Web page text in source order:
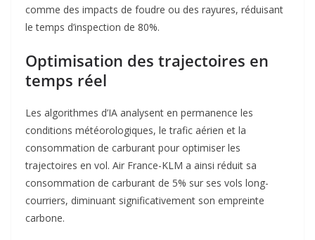
comme des impacts de foudre ou des rayures, réduisant
le temps d’inspection de 80%.
Optimisation des trajectoires en
temps réel
Les algorithmes d’IA analysent en permanence les
conditions météorologiques, le trafic aérien et la
consommation de carburant pour optimiser les
trajectoires en vol. Air France-KLM a ainsi réduit sa
consommation de carburant de 5% sur ses vols long-
courriers, diminuant significativement son empreinte
carbone.